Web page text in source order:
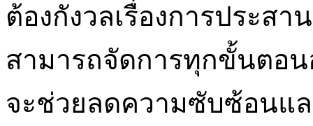
ต้องกังวลเรื่องการประส
สามารถจัดการทุกขั้นตอ
จะช่วยลดความซับซ้อนแล